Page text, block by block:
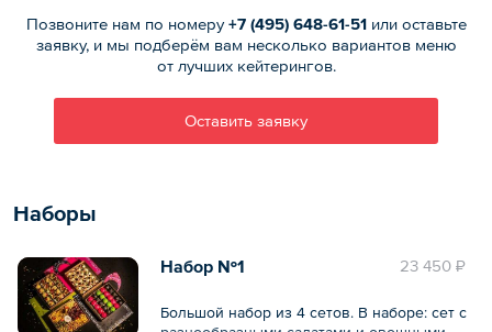
Позвоните нам по номеру+7 (495) 648-61-51или оставьте
заявку, и мы подберём вам несколько вариантов меню
от лучших кейтерингов.
Оставить заявку
Наборы
23 450 ₽
Набор №1
Большой набор из 4 сетов. В наборе: сет с